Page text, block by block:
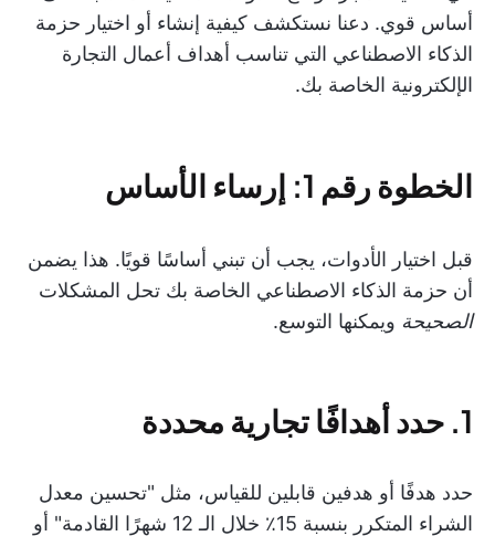
أساس قوي. دعنا نستكشف كيفية إنشاء أو اختيار حزمة
الذكاء الاصطناعي التي تناسب أهداف أعمال التجارة
الإلكترونية الخاصة بك.
الخطوة رقم 1: إرساء الأساس
قبل اختيار الأدوات، يجب أن تبني أساسًا قويًا. هذا يضمن
أن حزمة الذكاء الاصطناعي الخاصة بك تحل المشكلات
الصحيحة ويمكنها التوسع.
1. حدد أهدافًا تجارية محددة
حدد هدفًا أو هدفين قابلين للقياس، مثل "تحسين معدل
الشراء المتكرر بنسبة 15٪ خلال الـ 12 شهرًا القادمة" أو